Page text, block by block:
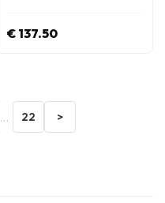
€ 137.50
... 22 >